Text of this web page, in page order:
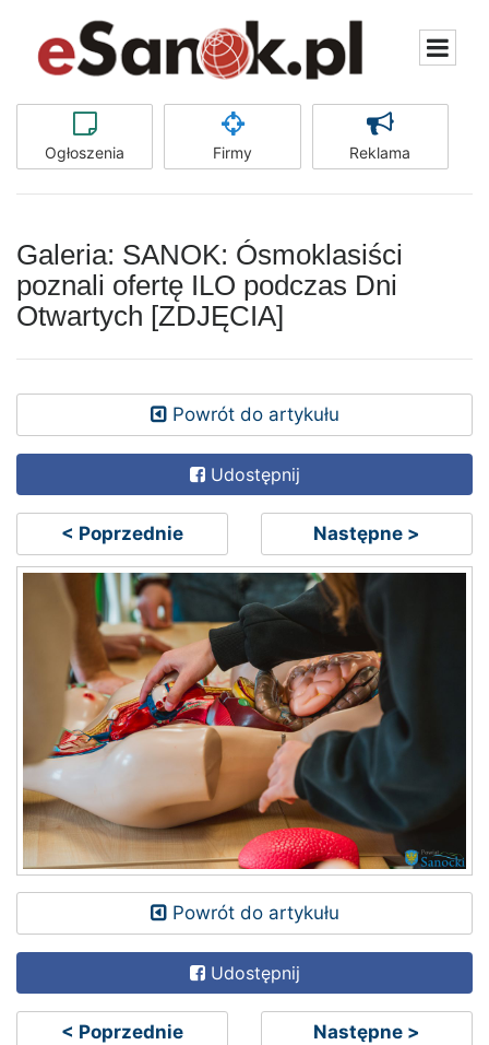
Ogłoszenia Firmy Reklama
Galeria: SANOK: Ósmoklasiści
poznali ofertę ILO podczas Dni
Otwartych [ZDJĘCIA]
Powrót do artykułu
Udostępnij
< Poprzednie Następne >
Powrót do artykułu
Udostępnij
< Poprzednie Następne >